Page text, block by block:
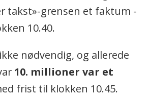
takst»-grensen et faktum -
10.40.
nødvendig, og allerede
10. millioner var et
frist til klokken 10.45.